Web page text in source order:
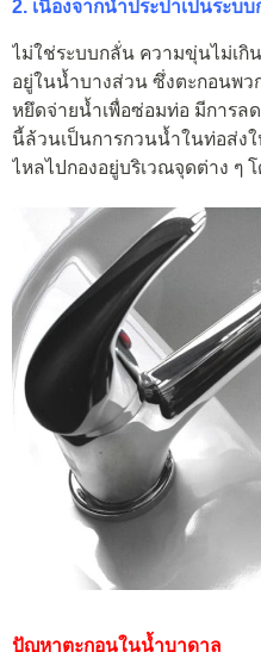
2. เนื่องจากน้ำประปาเป็นระบบ
ไม่ใช่ระบบกลั่น ความขุ่นไม่เกิ
อยู่ในน้ำบางส่วน ซึ่งตะกอนพ
หยึดจ่ายน้ำเพื่อซ่อมท่อ มีการล
นี้ล้วนเป็นการกวนน้ำในท่อส่ง
ไหลไปกองอยู่บริเวณจุดต่าง ๆ
ปัญหาตะกอนในน้ำบาดาล